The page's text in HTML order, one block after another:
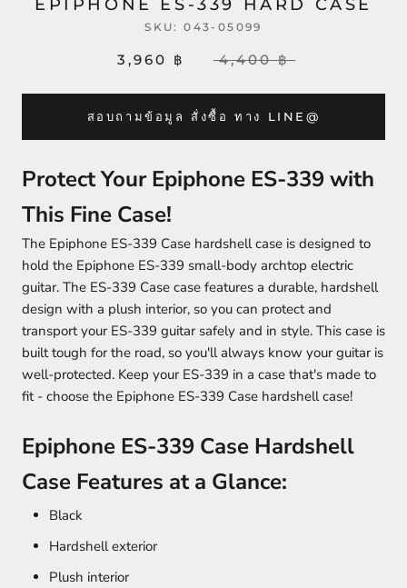
EPIPHONE ES-339 HARD CASE
SKU:043-05099
3,960 ฿ 4,400 ฿
สอบถามข้อมูล สั่งซื้อ ทาง LINE@
Protect Your Epiphone ES-339 with
This Fine Case!
The Epiphone ES-339 Case hardshell case is designed to
hold the Epiphone ES-339 small-body archtop electric
guitar. The ES-339 Case case features a durable, hardshell
design with a plush interior, so you can protect and
transport your ES-339 guitar safely and in style. This case is
built tough for the road, so you'll always know your guitar is
well-protected. Keep your ES-339 in a case that's made to
fit - choose the Epiphone ES-339 Case hardshell case!
Epiphone ES-339 Case Hardshell
Case Features at a Glance:
Black
Hardshell exterior
Plush interior